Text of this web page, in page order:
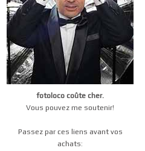
fotoloco coûte cher.
Vous pouvez me soutenir!
Passez par ces liens avant vos
achats: